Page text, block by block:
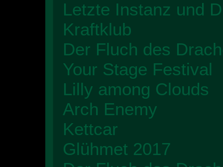
Letzte Instanz und
Kraftklub
Der Fluch des
Your Stage Festival
Lilly among Clouds
Arch Enemy
Kettcar
Glühmet 2017